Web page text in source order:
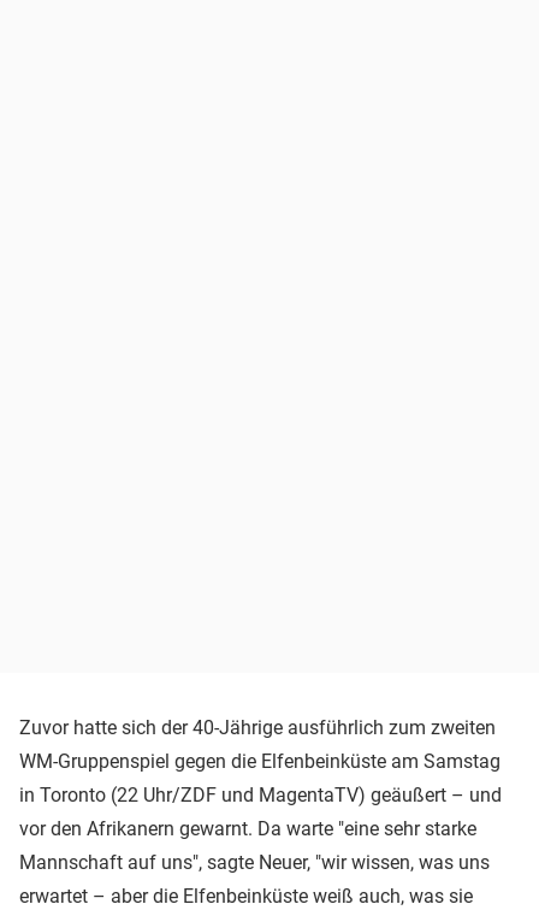
Zuvor hatte sich der 40-Jährige ausführlich zum zweiten
WM-Gruppenspiel gegen die Elfenbeinküste am Samstag
in Toronto (22 Uhr/ZDF und MagentaTV) geäußert – und
vor den Afrikanern gewarnt. Da warte "eine sehr starke
Mannschaft auf uns", sagte Neuer, "wir wissen, was uns
erwartet – aber die Elfenbeinküste weiß auch, was sie